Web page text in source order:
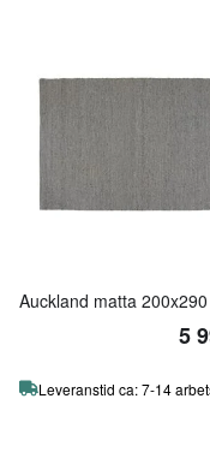
Auckland matta
5
Leveranstid ca: 7-14